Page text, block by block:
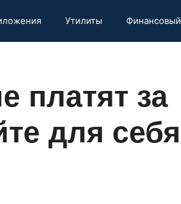
Утилиты Финансовый
платят за
для себя